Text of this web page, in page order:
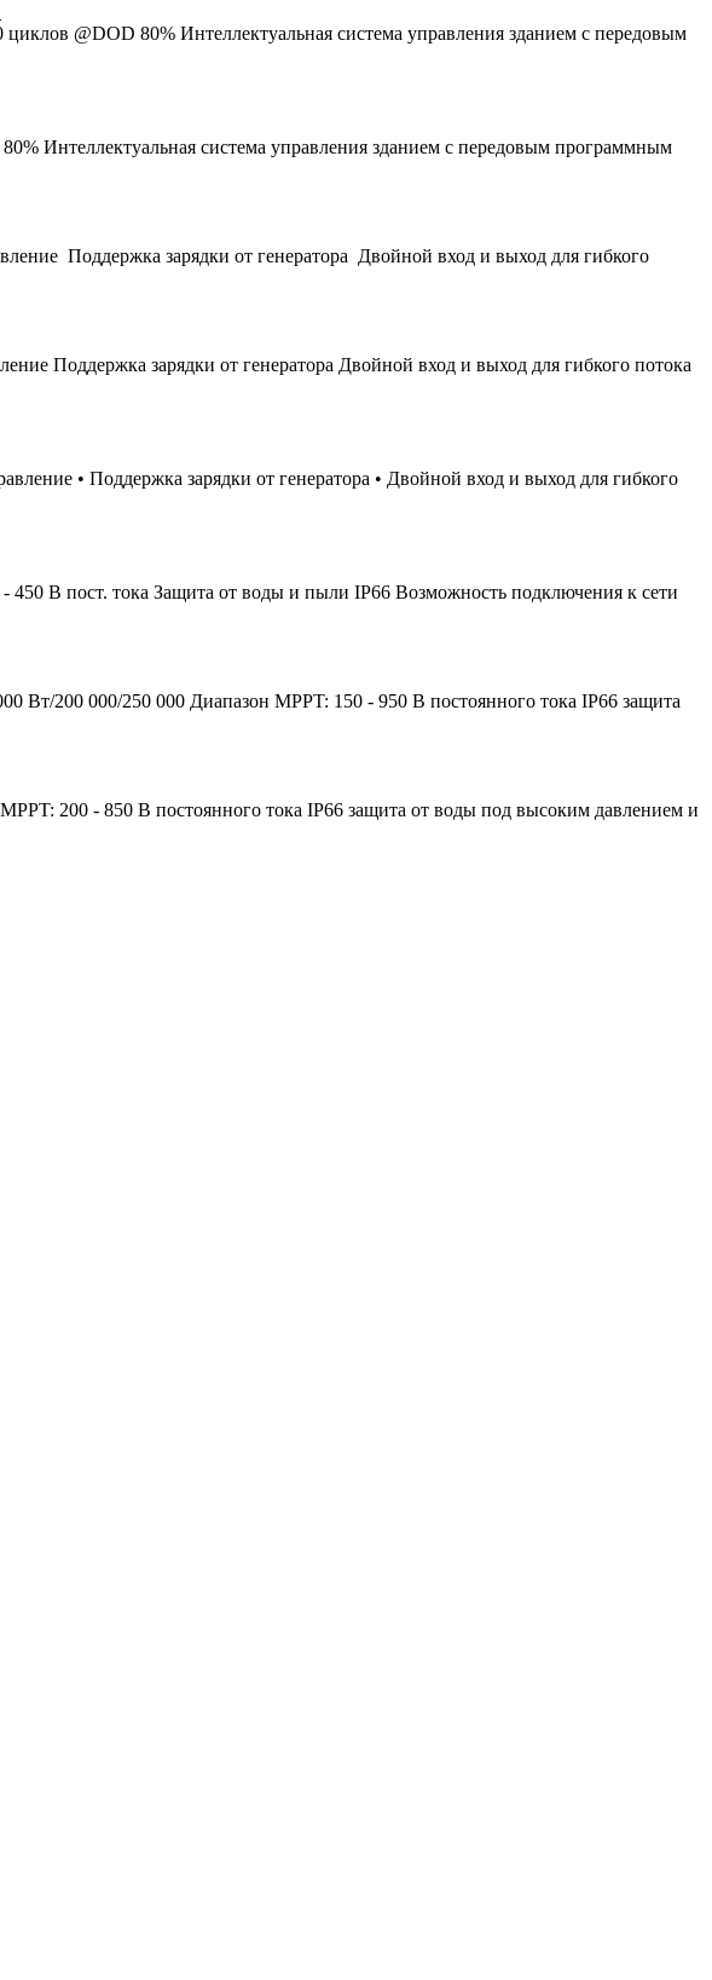
@DOD 80% Интеллектуальная система управления зданием с передовым
Интеллектуальная система управления зданием с передовым программным
Поддержка зарядки от генератора Двойной вход и выход для гибкого
Поддержка зарядки от генератора Двойной вход и выход для гибкого потока
• Поддержка зарядки от генератора • Двойной вход и выход для гибкого
В пост. тока Защита от воды и пыли IP66 Возможность подключения к сети
200 000/250 000 Диапазон MPPT: 150 - 950 В постоянного тока IP66 защита
200 - 850 В постоянного тока IP66 защита от воды под высоким давлением и